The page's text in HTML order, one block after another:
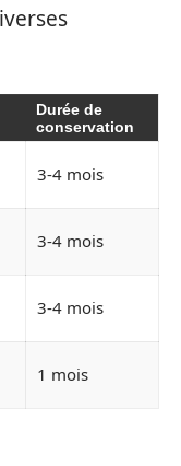
Durée de
conservation
3-4 mois
3-4 mois
3-4 mois
1 mois